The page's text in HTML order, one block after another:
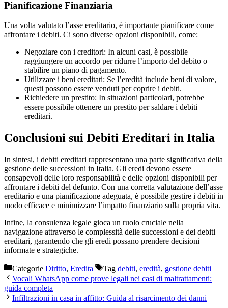
Pianificazione Finanziaria
Una volta valutato l’asse ereditario, è importante pianificare come
affrontare i debiti. Ci sono diverse opzioni disponibili, come:
Negoziare con i creditori: In alcuni casi, è possibile
raggiungere un accordo per ridurre l’importo del debito o
stabilire un piano di pagamento.
Utilizzare i beni ereditati: Se l’eredità include beni di valore,
questi possono essere venduti per coprire i debiti.
Richiedere un prestito: In situazioni particolari, potrebbe
essere possibile ottenere un prestito per saldare i debiti
ereditari.
Conclusioni sui Debiti Ereditari in Italia
In sintesi, i debiti ereditari rappresentano una parte significativa della
gestione delle successioni in Italia. Gli eredi devono essere
consapevoli delle loro responsabilità e delle opzioni disponibili per
affrontare i debiti del defunto. Con una corretta valutazione dell’asse
ereditario e una pianificazione adeguata, è possibile gestire i debiti in
modo efficace e minimizzare l’impatto finanziario sulla propria vita.
Infine, la consulenza legale gioca un ruolo cruciale nella
navigazione attraverso le complessità delle successioni e dei debiti
ereditari, garantendo che gli eredi possano prendere decisioni
informate e strategiche.
Categorie Diritto, Eredita Tag debiti, eredità, gestione debiti
Vocali WhatsApp come prove legali nei casi di maltrattamenti:
guida completa
Infiltrazioni in casa in affitto: Guida al risarcimento dei danni